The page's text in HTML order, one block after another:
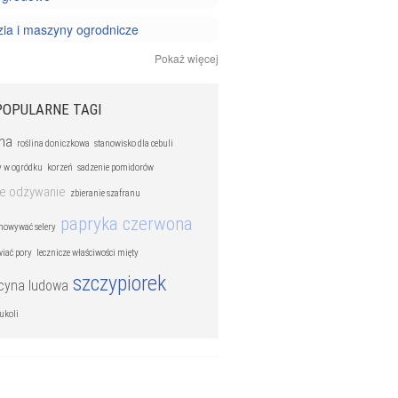
i maszyny ogrodnicze
ogrodu
i chwasty
kwiatów
owoców
Pokaż więcej
TAGI
roślina doniczkowa stanowisko dla cebuli
w ogródku korzeń sadzenie pomidorów
odżywanie zbieranie szafranu
selery papryka czerwona
pory lecznicze właściwości mięty
ludowa szczypiorek